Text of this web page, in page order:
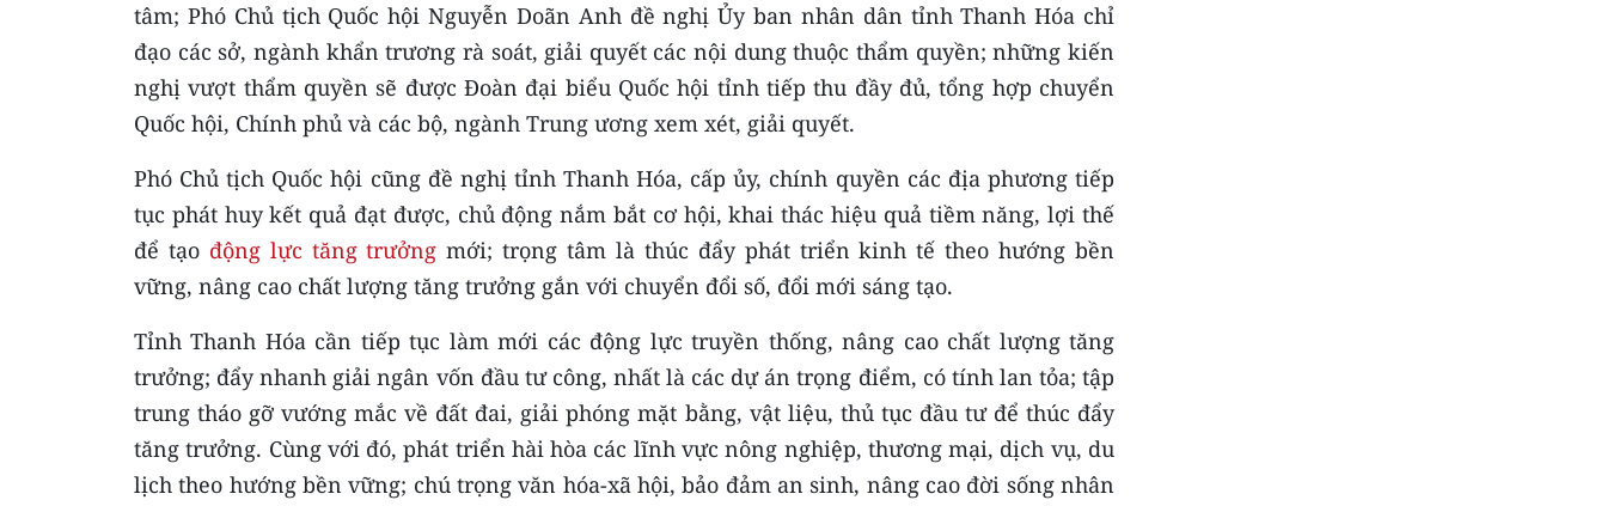
tâm; Phó Chủ tịch Quốc hội Nguyễn Doãn Anh đề nghị Ủy ban nhân dân tỉnh Thanh Hóa chỉ
đạo các sở, ngành khẩn trương rà soát, giải quyết các nội dung thuộc thẩm quyền; những kiến
nghị vượt thẩm quyền sẽ được Đoàn đại biểu Quốc hội tỉnh tiếp thu đầy đủ, tổng hợp chuyển
Quốc hội, Chính phủ và các bộ, ngành Trung ương xem xét, giải quyết.
Phó Chủ tịch Quốc hội cũng đề nghị tỉnh Thanh Hóa, cấp ủy, chính quyền các địa phương tiếp
tục phát huy kết quả đạt được, chủ động nắm bắt cơ hội, khai thác hiệu quả tiềm năng, lợi thế
để tạo động lực tăng trưởng mới; trọng tâm là thúc đẩy phát triển kinh tế theo hướng bền
vững, nâng cao chất lượng tăng trưởng gắn với chuyển đổi số, đổi mới sáng tạo.
Tỉnh Thanh Hóa cần tiếp tục làm mới các động lực truyền thống, nâng cao chất lượng tăng
trưởng; đẩy nhanh giải ngân vốn đầu tư công, nhất là các dự án trọng điểm, có tính lan tỏa; tập
trung tháo gỡ vướng mắc về đất đai, giải phóng mặt bằng, vật liệu, thủ tục đầu tư để thúc đẩy
tăng trưởng. Cùng với đó, phát triển hài hòa các lĩnh vực nông nghiệp, thương mại, dịch vụ, du
lịch theo hướng bền vững; chú trọng văn hóa-xã hội, bảo đảm an sinh, nâng cao đời sống nhân